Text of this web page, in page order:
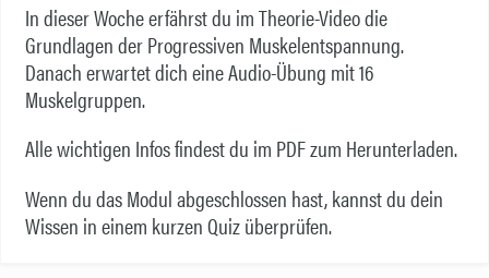
In dieser Woche erfährst du im Theorie-Video die
Grundlagen der Progressiven Muskelentspannung.
Danach erwartet dich eine Audio-Übung mit 16
Muskelgruppen.
Alle wichtigen Infos findest du im PDF zum Herunterladen.
Wenn du das Modul abgeschlossen hast, kannst du dein
Wissen in einem kurzen Quiz überprüfen.